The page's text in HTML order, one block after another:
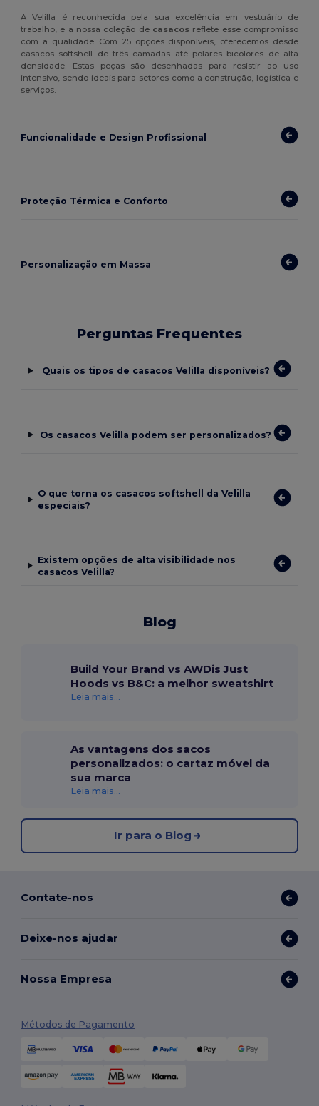
A Velilla é reconhecida pela sua excelência em vestuário de
trabalho, e a nossa coleção de casacosreflete esse compromisso
com a qualidade. Com 25 opções disponíveis, oferecemos desde
casacos softshell de três camadas até polares bicolores de alta
densidade. Estas peças são desenhadas para resistir ao uso
intensivo, sendo ideais para setores como a construção, logística e
serviços.
Funcionalidade e Design Profissional
Proteção Térmica e Conforto
Personalização em Massa
Perguntas Frequentes
Quais os tipos de casacos Velilla disponíveis?
Os casacos Velilla podem ser personalizados?
O que torna os casacos softshell da Velilla
especiais?
Existem opções de alta visibilidade nos
casacos Velilla?
Blog
Build Your Brand vs AWDis Just
Hoods vs B&C: a melhor sweatshirt
Leia mais...
As vantagens dos sacos
personalizados: o cartaz móvel da
sua marca
Leia mais...
Ir para o Blog
Contate-nos
Deixe-nos ajudar
Nossa Empresa
Métodos de Pagamento